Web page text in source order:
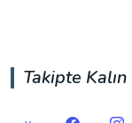
Takipte Kalın